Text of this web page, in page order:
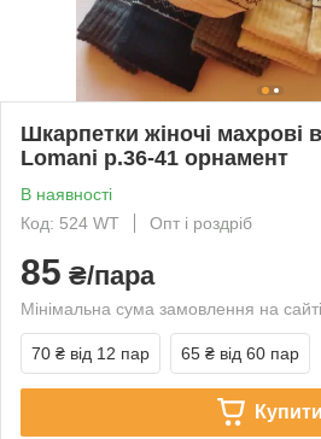
Шкарпетки жіночі махрові
Lomani р.36-41 орнамент
В наявності
Код: 524 WТ
Опт і роздріб
85 ₴/пара
Мінімальна сума замовлення на
70 ₴ від 12 пар 65 ₴ від 60 пар
Купити